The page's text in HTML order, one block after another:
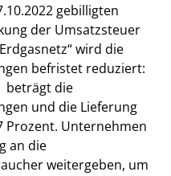
gebilligten
der Umsatzsteuer
wird die
befristet reduziert:
beträgt die
und die Lieferung
Prozent. Unternehmen
an die
weitergeben, um